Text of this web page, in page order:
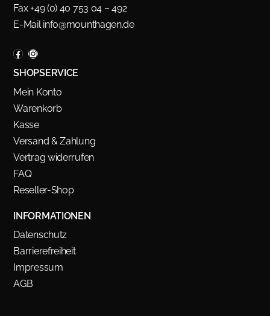
Fax +49 (0) 40 753 04 – 492
E-Mail info@mounthagen.de
SHOPSERVICE
Mein Konto
Warenkorb
Kasse
Versand & Zahlung
Vertrag widerrufen
FAQ
Reseller-Shop
INFORMATIONEN
Datenschutz
Barrierefreiheit
Impressum
AGB